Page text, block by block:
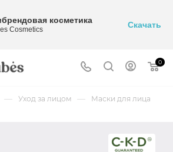
0
— Уход за лицом — Маски для лица
косметика
Cosmetics Скачать